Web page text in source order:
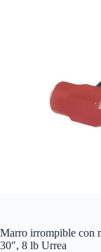
Marro irrompible con
30″, 8 lb Urrea